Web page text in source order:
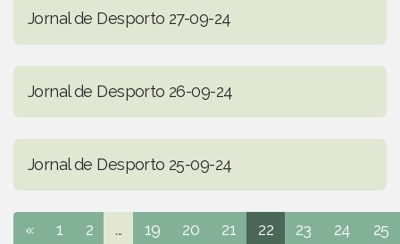
Jornal de Desporto 27-09-24
Jornal de Desporto 26-09-24
Jornal de Desporto 25-09-24
« 1 2 ... 19 20 21 22 23 24 25